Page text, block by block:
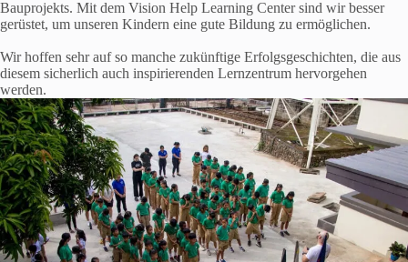
Bauprojekts. Mit dem Vision Help Learning Center sind wir besser
gerüstet, um unseren Kindern eine gute Bildung zu ermöglichen.
Wir hoffen sehr auf so manche zukünftige Erfolgsgeschichten, die aus
diesem sicherlich auch inspirierenden Lernzentrum hervorgehen
werden.